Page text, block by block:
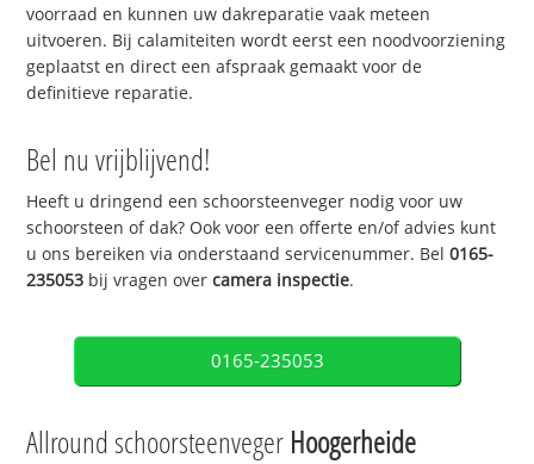
voorraad en kunnen uw dakreparatie vaak meteen
uitvoeren. Bij calamiteiten wordt eerst een noodvoorziening
geplaatst en direct een afspraak gemaakt voor de
definitieve reparatie.
Bel nu vrijblijvend!
Heeft u dringend een schoorsteenveger nodig voor uw
schoorsteen of dak? Ook voor een offerte en/of advies kunt
u ons bereiken via onderstaand servicenummer. Bel0165-
235053 bij vragen overcamera inspectie.
0165-235053
Allround schoorsteenveger Hoogerheide